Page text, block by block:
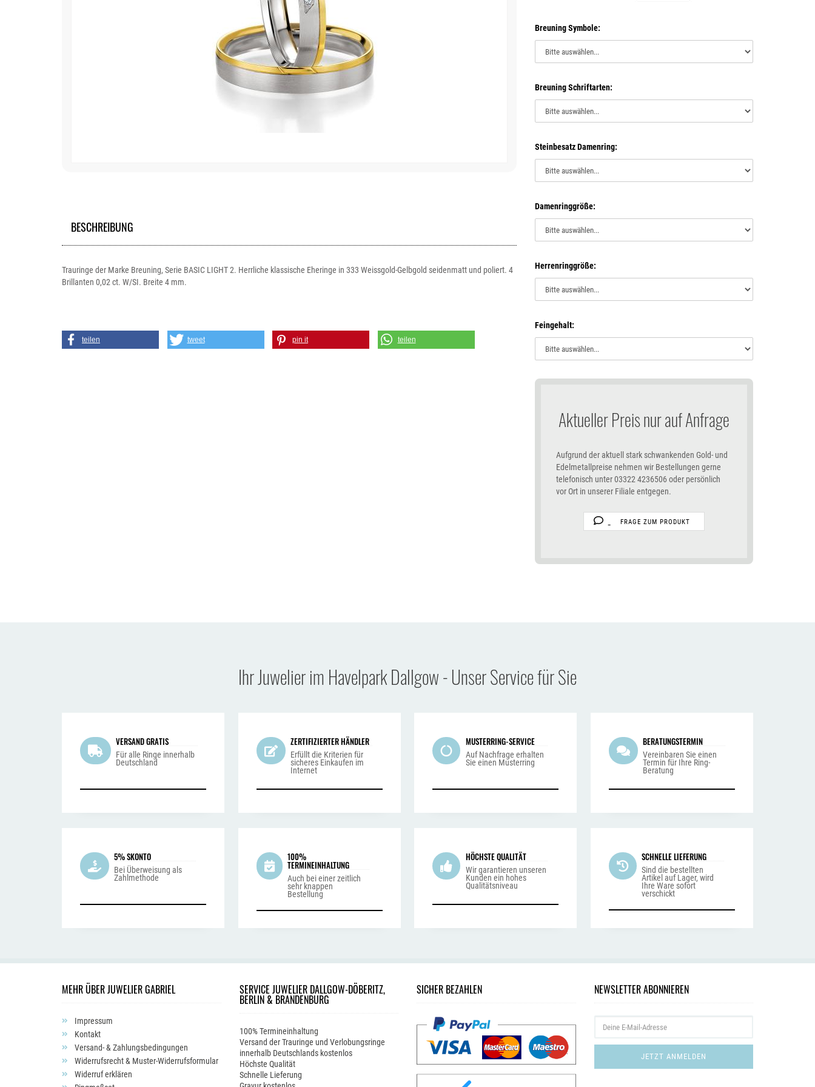
Breuning Symbole:
Breuning Schriftarten:
Steinbesatz Damenring:
Damenringgröße:
Herrenringgröße:
Feingehalt:
Aktueller Preis nur auf Anfrage
Aufgrund der aktuell stark schwankenden Gold- und
Edelmetallpreise nehmen wir Bestellungen gerne
telefonisch unter 03322 4236506 oder persönlich
vor Ort in unserer Filiale entgegen.
FRAGE ZUM PRODUKT
BESCHREIBUNG
Trauringe der Marke Breuning, Serie BASIC LIGHT 2. Herrliche klassische Eheringe in 333 Weissgold-Gelbgold seidenmatt und poliert. 4
Brillanten 0,02 ct. W/SI. Breite 4 mm.
teilen tweet pin it teilen
Ihr Juwelier im Havelpark Dallgow - Unser Service für Sie
VERSAND GRATIS
Für alle Ringe innerhalb
Deutschland
ZERTIFIZIERTER HÄNDLER
Erfüllt die Kriterien für
sicheres Einkaufen im
Internet
MUSTERRING-SERVICE
Auf Nachfrage erhalten
Sie einen Musterring
BERATUNGSTERMIN
Vereinbaren Sie einen
Termin für Ihre Ring-
Beratung
5% SKONTO
Bei Überweisung als
Zahlmethode
100%
TERMINEINHALTUNG
Auch bei einer zeitlich
sehr knappen
Bestellung
HÖCHSTE QUALITÄT
Wir garantieren unseren
Kunden ein hohes
Qualitätsniveau
SCHNELLE LIEFERUNG
Sind die bestellten
Artikel auf Lager, wird
Ihre Ware sofort
verschickt
MEHR ÜBER JUWELIER GABRIEL
Impressum
Kontakt
Versand- & Zahlungsbedingungen
Widerrufsrecht & Muster-Widerrufsformular
Widerruf erklären
SERVICE JUWELIER DALLGOW-DÖBERITZ,
BERLIN & BRANDENBURG
100% Termineinhaltung
Versand der Trauringe und Verlobungsringe
innerhalb Deutschlands kostenlos
Höchste Qualität
Schnelle Lieferung
SICHER BEZAHLEN NEWSLETTER ABONNIEREN